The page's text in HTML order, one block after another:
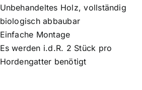
Unbehandeltes Holz, vollständig
biologisch abbaubar
Einfache Montage
Es werden i.d.R. 2 Stück pro
Hordengatter benötigt